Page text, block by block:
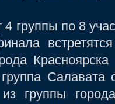
группы по 8
Салавата
группы